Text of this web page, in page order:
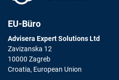
EU-Büro
Advisera Expert Solutions Ltd
Zavizanska 12
10000 Zagreb
Croatia, European Union